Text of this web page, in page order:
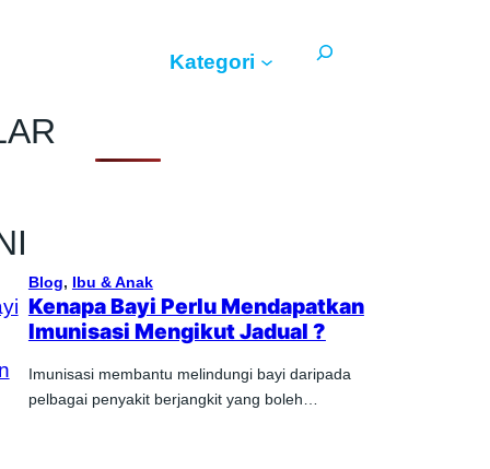
Kategori
Blog, Ibu & Anak
Kenapa Bayi Perlu Mendapatkan
Imunisasi Mengikut Jadual ?
Imunisasi membantu melindungi bayi daripada
pelbagai penyakit berjangkit yang boleh…